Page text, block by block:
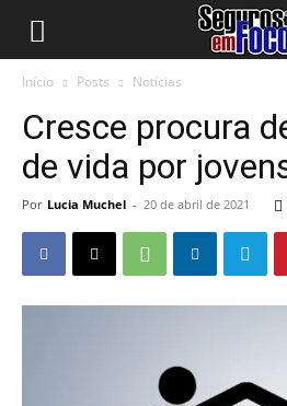
Início Posts Notícias
Cresce procura
de vida por
Por Lucia Muchel - 20 de abril de 2021